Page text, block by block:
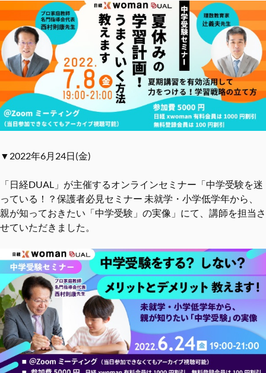
▼2022年6月24日(金)
「日経DUAL」が主催するオンラインセミナー「中学受験を迷
っている！？保護者必見セミナー 未就学・小学低学年から、
親が知っておきたい「中学受験」の実像」にて、講師を担当さ
せていただきました。